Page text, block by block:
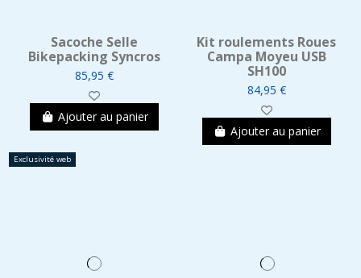
Sacoche Selle
Bikepacking Syncros
85,95 €
Ajouter au panier
Kit roulements Roues
Campa Moyeu USB
SH100
84,95 €
Ajouter au panier
Exclusivité web